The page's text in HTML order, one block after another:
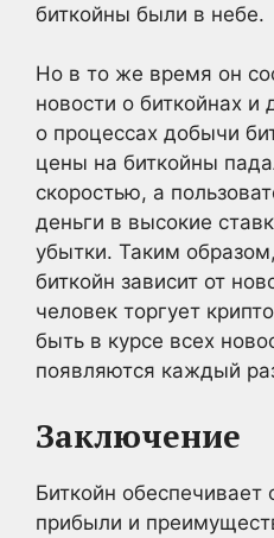
биткойны были в небе.
Но в то же время он
новости о биткойнах и
о процессах добычи
цены на биткойны
скоростью, а
деньги в высокие
убытки. Таким
биткойн зависит от
человек торгует
быть в курсе всех
появляются каждый
Заключение
Биткойн обеспечивает
прибыли и